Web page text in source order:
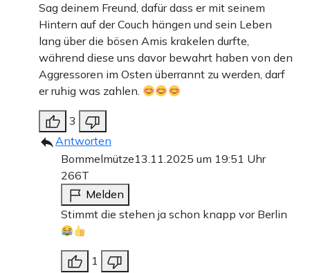
Sag deinem Freund, dafür dass er mit seinem
Hintern auf der Couch hängen und sein Leben
lang über die bösen Amis krakelen durfte,
während diese uns davor bewahrt haben von den
Aggressoren im Osten überrannt zu werden, darf
er ruhig was zahlen.
3
Antworten
Bommelmütze13.11.2025 um 19:51 Uhr
266T
Melden
Stimmt die stehen ja schon knapp vor Berlin
1